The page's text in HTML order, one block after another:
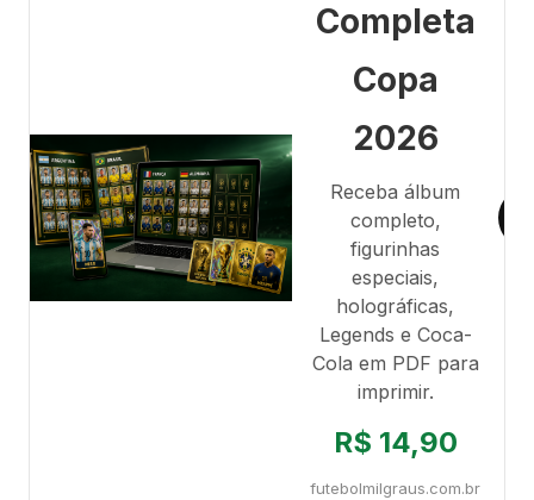
Completa
Copa
2026
Receba álbum
completo,
figurinhas
especiais,
holográficas,
Legends e Coca-
Cola em PDF para
imprimir.
R$ 14,90
futebolmilgraus.com.br